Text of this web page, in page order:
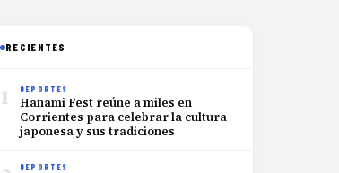
RECIENTES
1 DEPORTES
Hanami Fest reúne a miles en
Corrientes para celebrar la cultura
japonesa y sus tradiciones
DEPORTES